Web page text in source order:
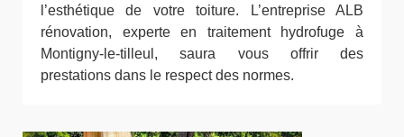
l’esthétique de votre toiture. L’entreprise ALB
rénovation, experte en traitement hydrofuge à
Montigny-le-tilleul, saura vous offrir des
prestations dans le respect des normes.